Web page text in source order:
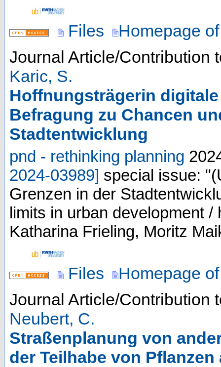
Files
Homepage
Journal Article/Contribution
Karic, S.
Hoffnungsträgerin
Befragung zu Chancen
Stadtentwicklung
pnd - rethinking planning
2024-03989] special issue:
Grenzen in der
limits in urban development
Katharina Frieling, Moritz
Files
Homepage
Journal Article/Contribution
Neubert, C.
Straßenplanung von
der Teilhabe von